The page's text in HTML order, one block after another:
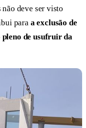
não deve ser visto
para a exclusão de
de usufruir da